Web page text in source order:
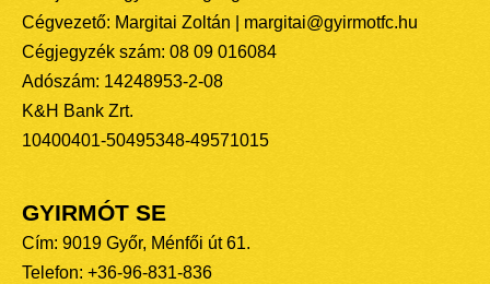
Cégvezető: Margitai Zoltán | margitai@gyirmotfc.hu
Cégjegyzék szám: 08 09 016084
Adószám: 14248953-2-08
K&H Bank Zrt.
10400401-50495348-49571015
GYIRMÓT SE
Cím: 9019 Győr, Ménfői út 61.
Telefon: +36-96-831-836